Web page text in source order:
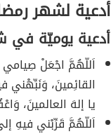
أدعية لشهر
أدعية يوميّة في
اَللّهُمَّ اجْعَلْ صِيامي
القائِمينَ،
يا إلهَ العالمينَ،
اَللّهُمَّ قَرِّبْني فيهِ